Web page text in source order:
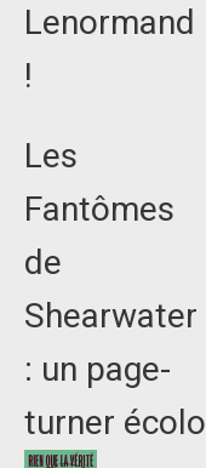
Lenormand
!
Les
Fantômes
de
Shearwater
: un page-
turner écolo